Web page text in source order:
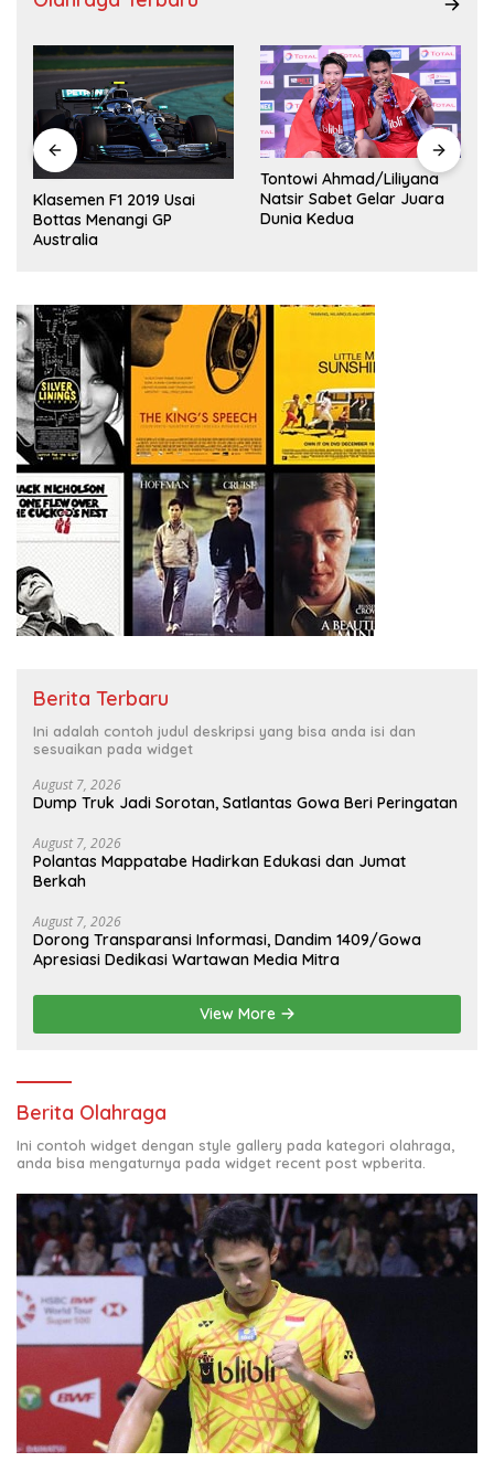
Klasemen F1 2019 Usai
Bottas Menangi GP
Australia
Tontowi Ahmad/Liliyana
Natsir Sabet Gelar Juara
Dunia Kedua
Berita Terbaru
Ini adalah contoh judul deskripsi yang bisa anda isi dan
sesuaikan pada widget
August 7, 2026
Dump Truk Jadi Sorotan, Satlantas Gowa Beri Peringatan
August 7, 2026
Polantas Mappatabe Hadirkan Edukasi dan Jumat
Berkah
August 7, 2026
Dorong Transparansi Informasi, Dandim 1409/Gowa
Apresiasi Dedikasi Wartawan Media Mitra
View More
Berita Olahraga
Ini contoh widget dengan style gallery pada kategori olahraga,
anda bisa mengaturnya pada widget recent post wpberita.